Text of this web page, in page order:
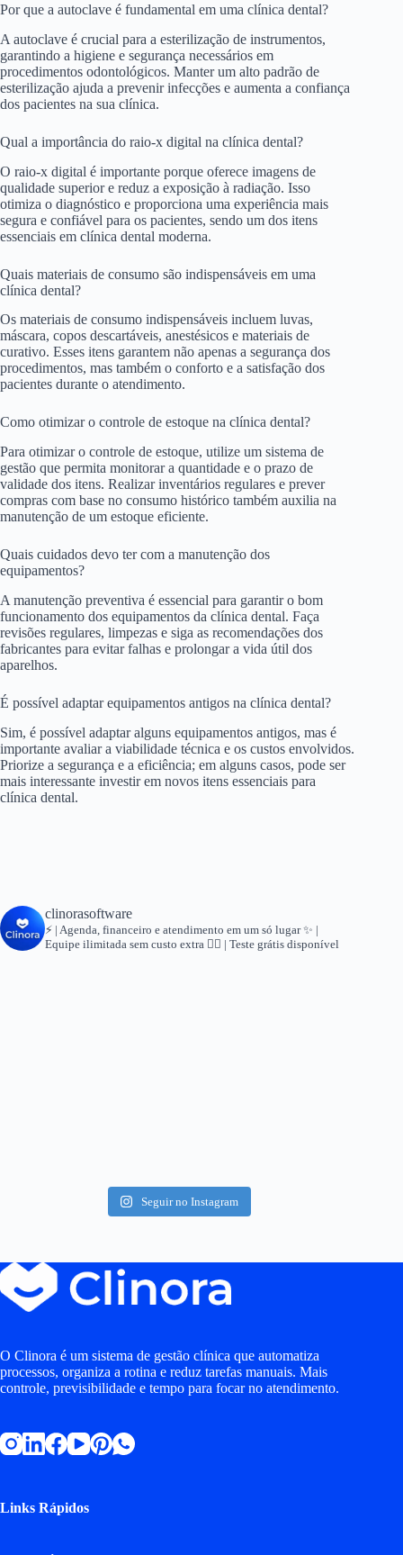
Por que a autoclave é fundamental em uma clínica dental?
A autoclave é crucial para a esterilização de instrumentos,
garantindo a higiene e segurança necessários em
procedimentos odontológicos. Manter um alto padrão de
esterilização ajuda a prevenir infecções e aumenta a confiança
dos pacientes na sua clínica.
Qual a importância do raio-x digital na clínica dental?
O raio-x digital é importante porque oferece imagens de
qualidade superior e reduz a exposição à radiação. Isso
otimiza o diagnóstico e proporciona uma experiência mais
segura e confiável para os pacientes, sendo um dos itens
essenciais em clínica dental moderna.
Quais materiais de consumo são indispensáveis em uma
clínica dental?
Os materiais de consumo indispensáveis incluem luvas,
máscara, copos descartáveis, anestésicos e materiais de
curativo. Esses itens garantem não apenas a segurança dos
procedimentos, mas também o conforto e a satisfação dos
pacientes durante o atendimento.
Como otimizar o controle de estoque na clínica dental?
Para otimizar o controle de estoque, utilize um sistema de
gestão que permita monitorar a quantidade e o prazo de
validade dos itens. Realizar inventários regulares e prever
compras com base no consumo histórico também auxilia na
manutenção de um estoque eficiente.
Quais cuidados devo ter com a manutenção dos
equipamentos?
A manutenção preventiva é essencial para garantir o bom
funcionamento dos equipamentos da clínica dental. Faça
revisões regulares, limpezas e siga as recomendações dos
fabricantes para evitar falhas e prolongar a vida útil dos
aparelhos.
É possível adaptar equipamentos antigos na clínica dental?
Sim, é possível adaptar alguns equipamentos antigos, mas é
importante avaliar a viabilidade técnica e os custos envolvidos.
Priorize a segurança e a eficiência; em alguns casos, pode ser
mais interessante investir em novos itens essenciais para
clínica dental.
clinorasoftware
⚡ | Agenda, financeiro e atendimento em um só lugar✨ |
Equipe ilimitada sem custo extra 👇🏻 | Teste grátis disponível
Seguir no Instagram
O Clinora é um sistema de gestão clínica que automatiza
processos, organiza a rotina e reduz tarefas manuais. Mais
controle, previsibilidade e tempo para focar no atendimento.
Links Rápidos